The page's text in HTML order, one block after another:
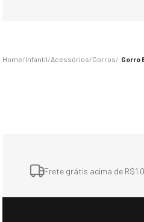
Infantil Acessórios Gorros Gorro
Frete grátis acima de